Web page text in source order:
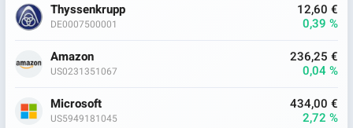
Thyssenkrupp
DE0007500001
12,60 €
0,39 %
Amazon
US0231351067
236,25 €
0,04 %
Microsoft
US5949181045
434,00 €
2,72 %